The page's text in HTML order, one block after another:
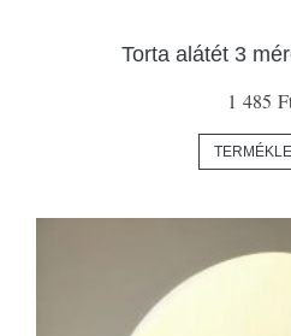
Torta alátét 3
1 485